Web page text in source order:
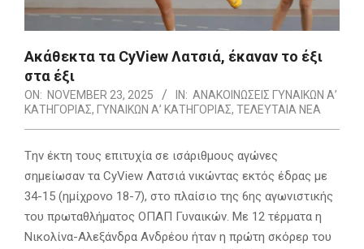
Aκάθεκτα τα CyView Λατσιά, έκαναν το έξι
στα έξι
ON: NOVEMBER 23, 2025 IN: ΑΝΑΚΟΙΝΩΣΕΙΣ ΓΥΝΑΙΚΩΝ Α’
ΚΑΤΗΓΟΡΙΑΣ, ΓΥΝΑΙΚΩΝ Α’ ΚΑΤΗΓΟΡΙΑΣ, ΤΕΛΕΥΤΑΙΑ ΝΕΑ
Tην έκτη τους επιτυχία σε ισάριθμους αγώνες
σημείωσαν τα CyView Λατσιά νικώντας εκτός έδρας με
34-15 (ημίχρονο 18-7), στο πλαίσιο της 6ης αγωνιστικής
του πρωταθλήματος ΟΠΑΠ Γυναικών. Με 12 τέρματα η
Νικολίνα-Αλεξάνδρα Ανδρέου ήταν η πρώτη σκόρερ του